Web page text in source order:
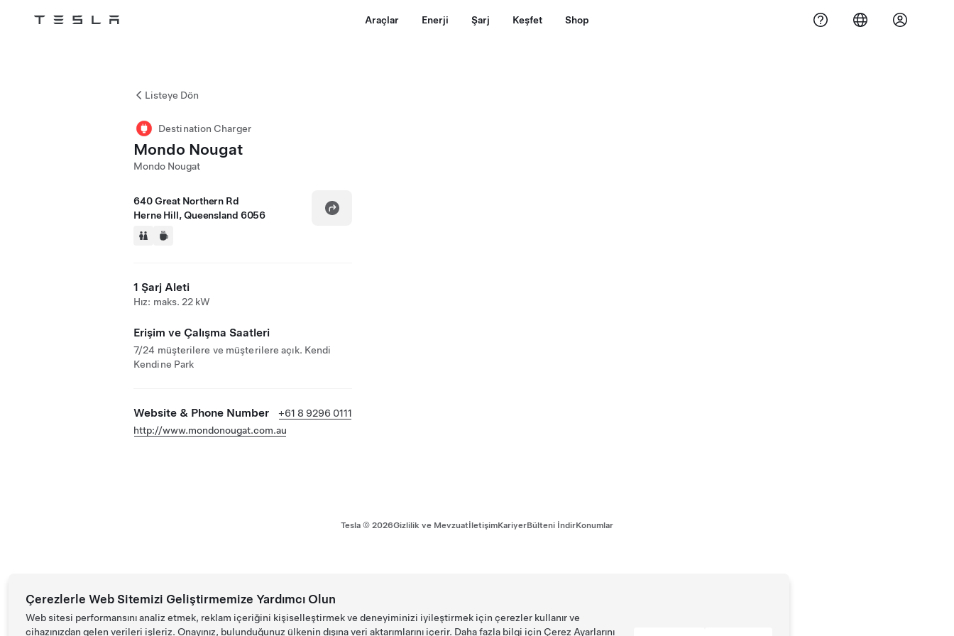
Tesla Araçlar Enerji Şarj Keşfet Shop
Listeye Dön
Destination Charger
Mondo Nougat
Mondo Nougat
640 Great Northern Rd
Herne Hill, Queensland 6056
1 Şarj Aleti
Hız: maks. 22 kW
Erişim ve Çalışma Saatleri
7/24 müşterilere ve müşterilere açık. Kendi
Kendine Park
Website & Phone Number
+61 8 9296 0111
http://www.mondonougat.com.au
Tesla © 2026Gizlilik ve MevzuatİletişimKariyerBülteni İndirKonumlar
Çerezlerle Web Sitemizi Geliştirmemize Yardımcı Olun
Web sitesi performansını analiz etmek, reklam içeriğini kişiselleştirmek ve deneyiminizi iyileştirmek için çerezler kullanır ve
cihazınızdan gelen verileri işleriz. Onayınız, bulunduğunuz ülkenin dışına veri aktarımlarını içerir. Daha fazla bilgi için Çerez Ayarlarını